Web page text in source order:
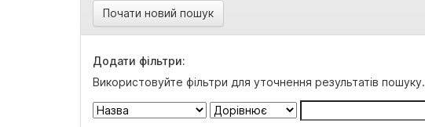
Почати новий пошук
Додати фільтри:
Використовуйте фільтри для уточнення результатів пошуку.